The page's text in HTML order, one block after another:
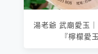
湯老爺 武廟愛玉
『檸檬愛